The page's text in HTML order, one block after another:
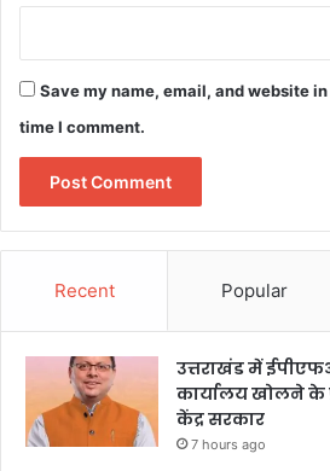
Save my name, email, and website
time I comment.
Recent Popular
उत्तराखंड में
कार्यालय खोलने के
केंद्र सरकार
7 hours ago